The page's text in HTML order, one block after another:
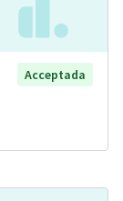
Acceptada